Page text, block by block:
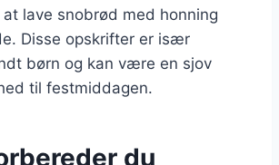
lave snobrød med honning
Disse opskrifter er især
børn og kan være en sjov
til festmiddagen.
du